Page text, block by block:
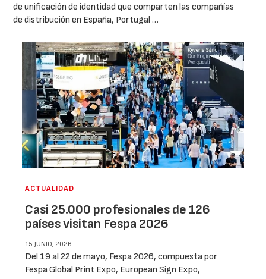
de unificación de identidad que comparten las compañías
de distribución en España, Portugal …
ACTUALIDAD
Casi 25.000 profesionales de 126
países visitan Fespa 2026
15 JUNIO, 2026
Del 19 al 22 de mayo, Fespa 2026, compuesta por
Fespa Global Print Expo, European Sign Expo,